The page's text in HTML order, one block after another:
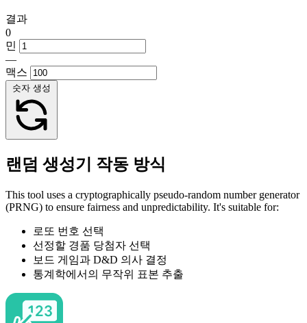
결과
0
민
—
맥스
랜덤 생성기 작동 방식
This tool uses a cryptographically pseudo-random number generator
(PRNG) to ensure fairness and unpredictability. It's suitable for:
로또 번호 선택
선정할 경품 당첨자 선택
보드 게임과 D&D 의사 결정
통계학에서의 무작위 표본 추출